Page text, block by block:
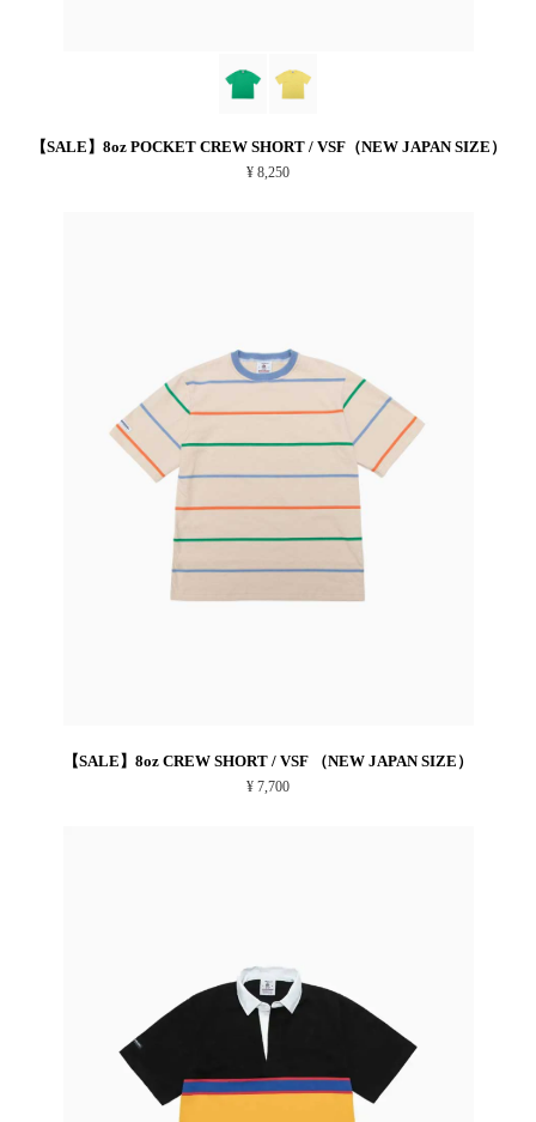
【SALE】8oz POCKET CREW SHORT / VSF（NEW JAPAN SIZE）
¥ 8,250
【SALE】8oz CREW SHORT / VSF （NEW JAPAN SIZE）
¥ 7,700